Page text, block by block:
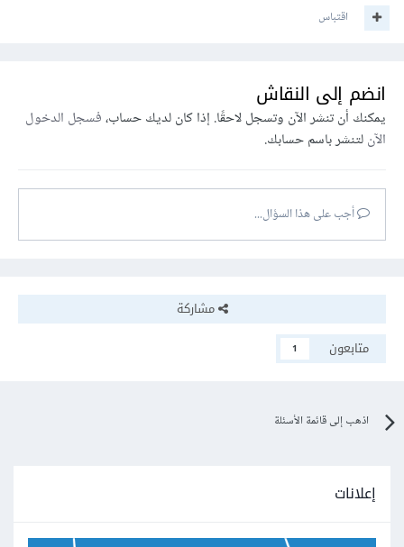
اقتباس
انضم إلى النقاش
يمكنك أن تنشر الآن وتسجل لاحقًا. إذا كان لديك حساب،فسجل الدخول
الآنلتنشر باسم حسابك.
أجب على هذا السؤال...
مشاركة
متابعون
1
اذهب إلى قائمة الأسئلة
إعلانات